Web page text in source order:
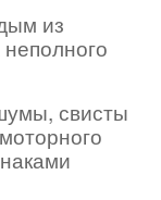
из
свисты